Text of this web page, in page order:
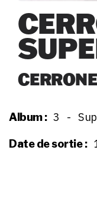
CERRONE
Album :3 -
Date de sortie :